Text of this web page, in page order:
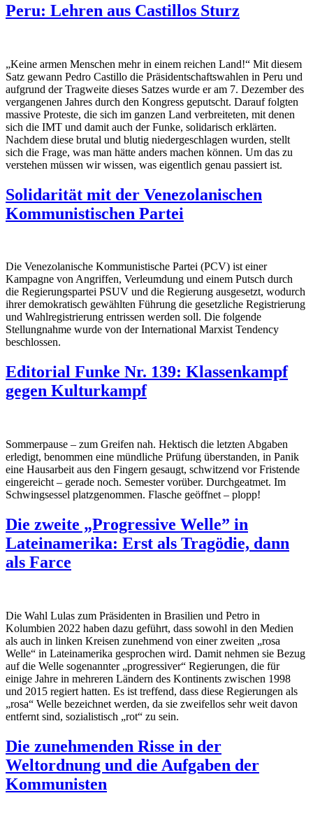
Peru: Lehren aus Castillos Sturz
„Keine armen Menschen mehr in einem reichen Land!“ Mit diesem
Satz gewann Pedro Castillo die Präsidentschaftswahlen in Peru und
aufgrund der Tragweite dieses Satzes wurde er am 7. Dezember des
vergangenen Jahres durch den Kongress geputscht. Darauf folgten
massive Proteste, die sich im ganzen Land verbreiteten, mit denen
sich die IMT und damit auch der Funke, solidarisch erklärten.
Nachdem diese brutal und blutig niedergeschlagen wurden, stellt
sich die Frage, was man hätte anders machen können. Um das zu
verstehen müssen wir wissen, was eigentlich genau passiert ist.
Solidarität mit der Venezolanischen
Kommunistischen Partei
Die Venezolanische Kommunistische Partei (PCV) ist einer
Kampagne von Angriffen, Verleumdung und einem Putsch durch
die Regierungspartei PSUV und die Regierung ausgesetzt, wodurch
ihrer demokratisch gewählten Führung die gesetzliche Registrierung
und Wahlregistrierung entrissen werden soll. Die folgende
Stellungnahme wurde von der International Marxist Tendency
beschlossen.
Editorial Funke Nr. 139: Klassenkampf
gegen Kulturkampf
Sommerpause – zum Greifen nah. Hektisch die letzten Abgaben
erledigt, benommen eine mündliche Prüfung überstanden, in Panik
eine Hausarbeit aus den Fingern gesaugt, schwitzend vor Fristende
eingereicht – gerade noch. Semester vorüber. Durchgeatmet. Im
Schwingsessel platzgenommen. Flasche geöffnet – plopp!
Die zweite „Progressive Welle” in
Lateinamerika: Erst als Tragödie, dann
als Farce
Die Wahl Lulas zum Präsidenten in Brasilien und Petro in
Kolumbien 2022 haben dazu geführt, dass sowohl in den Medien
als auch in linken Kreisen zunehmend von einer zweiten „rosa
Welle“ in Lateinamerika gesprochen wird. Damit nehmen sie Bezug
auf die Welle sogenannter „progressiver“ Regierungen, die für
einige Jahre in mehreren Ländern des Kontinents zwischen 1998
und 2015 regiert hatten. Es ist treffend, dass diese Regierungen als
„rosa“ Welle bezeichnet werden, da sie zweifellos sehr weit davon
entfernt sind, sozialistisch „rot“ zu sein.
Die zunehmenden Risse in der
Weltordnung und die Aufgaben der
Kommunisten